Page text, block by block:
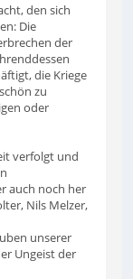
den sich
Die
der
die Kriege
zu
oder
verfolgt und
auch noch her
Nils Melzer,
unserer
Ungeist der